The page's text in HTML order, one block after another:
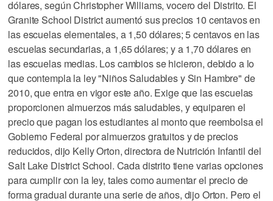
dólares, según Christopher Williams, vocero del Distrito. El
Granite School District aumentó sus precios 10 centavos en
las escuelas elementales, a 1,50 dólares; 5 centavos en las
escuelas secundarias, a 1,65 dólares; y a 1,70 dólares en
las escuelas medias. Los cambios se hicieron, debido a lo
que contempla la ley "Niños Saludables y Sin Hambre" de
2010, que entra en vigor este año. Exige que las escuelas
proporcionen almuerzos más saludables, y equiparen el
precio que pagan los estudiantes al monto que reembolsa el
Gobierno Federal por almuerzos gratuitos y de precios
reducidos, dijo Kelly Orton, directora de Nutrición Infantil del
Salt Lake District School. Cada distrito tiene varias opciones
para cumplir con la ley, tales como aumentar el precio de
forma gradual durante una serie de años, dijo Orton. Pero el